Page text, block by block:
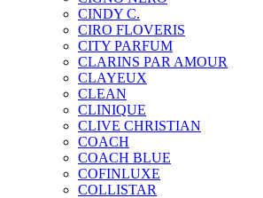
CINDY C.
CIRO FLOVERIS
CITY PARFUM
CLARINS PAR AMOUR
CLAYEUX
CLEAN
CLINIQUE
CLIVE CHRISTIAN
COACH
COACH BLUE
COFINLUXE
COLLISTAR